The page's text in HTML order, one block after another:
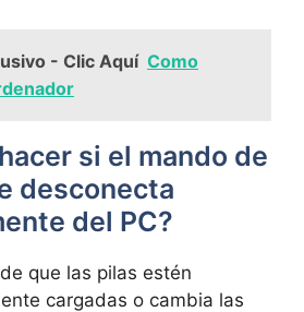
- Clic Aquí Como
si el mando de
desconecta
del PC?
que las pilas estén
cargadas o cambia las